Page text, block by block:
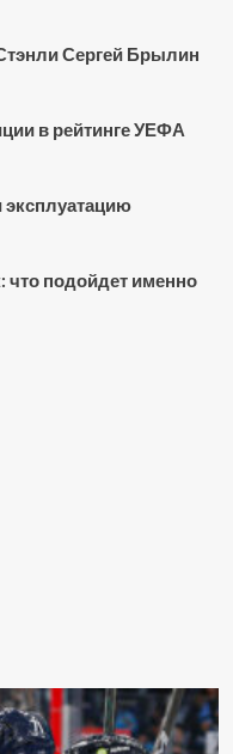
Сергей Брылин
в рейтинге УЕФА
эксплуатацию
что подойдет именно